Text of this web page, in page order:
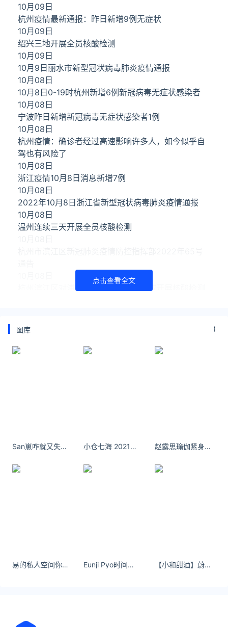
10月09日
杭州疫情最新通报：昨日新增9例无症状
10月09日
绍兴三地开展全员核酸检测
10月09日
10月9日丽水市新型冠状病毒肺炎疫情通报
10月08日
10月8日0-19时杭州新增6例新冠病毒无症状感染者
10月08日
宁波昨日新增新冠病毒无症状感染者1例
10月08日
杭州疫情：确诊者经过高速影响许多人，如今似乎自
驾也有风险了
10月08日
浙江疫情10月8日消息新增7例
10月08日
2022年10月8日浙江省新型冠状病毒肺炎疫情通报
10月08日
温州连续三天开展全员核酸检测
杭州滨江区对浦沿、长河街道部分区域开展核酸检测
10月08日
10月07日
10月07日
10月07日
10月06日
10月06日
点击查看全文
图库
San崽咋就又失眠了呀呀呀[猪头] ​​​​ 小仓七海 2021年9月10日 S1出道； 赵露思瑜伽紧身衣，大方秀出好身材
易的私人空间你都好意思撒谎了 我哪好意思不信 Eunji Pyo时间会慢慢沉淀 有些人会在你心底慢慢模糊-男人之家 【小和甜酒】蔚蓝档案 霞泽美游